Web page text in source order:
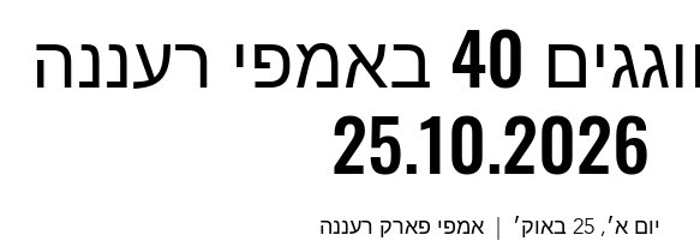
משינה חוגגים 40 באמפי רעננה
25.10.2026
יום א׳, 25 באוק׳ אמפי פארק רעננה